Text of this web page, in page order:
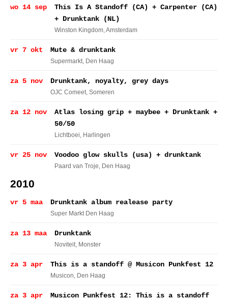
wo 14 sep
This Is A Standoff (CA) + Carpenter (CA)
+ Drunktank (NL)
Winston Kingdom, Amsterdam
vr 7 okt Mute & drunktank
Supermarkt, Den Haag
za 5 nov Drunktank, noyalty, grey days
OJC Comeet, Someren
za 12 nov
Atlas losing grip + maybee + Drunktank +
50/50
Lichtboei, Harlingen
vr 25 nov Voodoo glow skulls (usa) + drunktank
Paard van Troje, Den Haag
2010
vr 5 maa Drunktank album realease party
Super Markt Den Haag
za 13 maa Drunktank
Noviteit, Monster
za 3 apr This is a standoff @ Musicon Punkfest 12
Musicon, Den Haag
za 3 apr
Musicon Punkfest 12: This is a standoff